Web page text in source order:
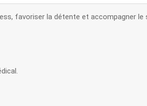
favoriser la détente et accompagner le